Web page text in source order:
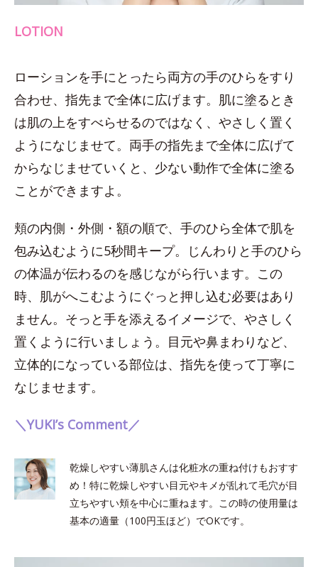
LOTION
ローションを手にとったら両方の手のひらをすり
合わせ、指先まで全体に広げます。肌に塗るとき
は肌の上をすべらせるのではなく、やさしく置く
ようになじませて。両手の指先まで全体に広げて
からなじませていくと、少ない動作で全体に塗る
ことができますよ。
頬の内側・外側・額の順で、手のひら全体で肌を
包み込むように5秒間キープ。じんわりと手のひら
の体温が伝わるのを感じながら行います。この
時、肌がへこむようにぐっと押し込む必要はあり
ません。そっと手を添えるイメージで、やさしく
置くように行いましょう。目元や鼻まわりなど、
立体的になっている部位は、指先を使って丁寧に
なじませます。
＼YUKI’s Comment／
乾燥しやすい薄肌さんは化粧水の重ね付けもおすす
め！特に乾燥しやすい目元やキメが乱れて毛穴が目
立ちやすい頬を中心に重ねます。この時の使用量は
基本の適量（100円玉ほど）でOKです。